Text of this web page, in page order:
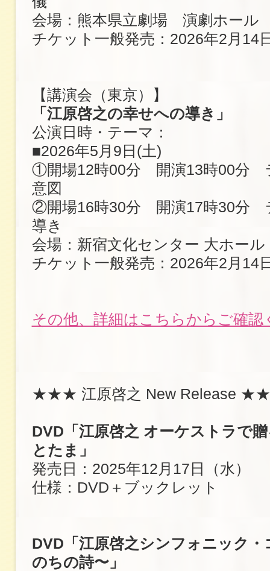
会場：熊本県立劇場 演劇ホール
チケット一般発売：2026年2月14
【講演会（東京）】
「江原啓之の幸せへの導き」
公演日時・テーマ：
■2026年5月9日(土)
①開場12時00分 開演13時00分
意図
②開場16時30分 開演17時30分
導き
会場：新宿文化センター 大ホール
チケット一般発売：2026年2月14
その他、詳細はこちらからご確認
★★★ 江原啓之 New Release
DVD「江原啓之 オーケストラで
とたま」
発売日：2025年12月17日（水）
仕様：DVD＋ブックレット
DVD「江原啓之シンフォニック
のちの詩〜」